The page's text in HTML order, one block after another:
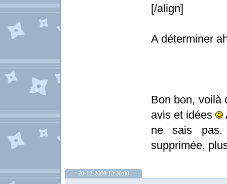
[/align]
A déterminer
Bon bon, voilà
avis et idées
ne sais
supprimée,
20-12-2008 13:30:00